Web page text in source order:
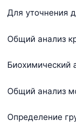
Для уточнения
Общий анализ
Биохимический
Общий анализ
Определение